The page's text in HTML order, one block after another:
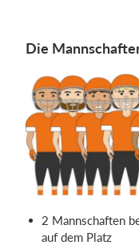
Die
2 Mannschaften
auf dem Platz